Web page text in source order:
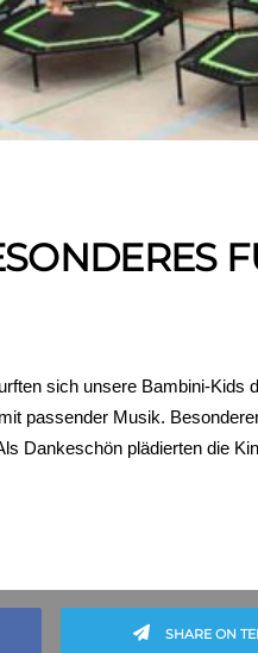
sich unsere Bambini-
passender Musik.
Dankeschön plädierten die
SHARE ON